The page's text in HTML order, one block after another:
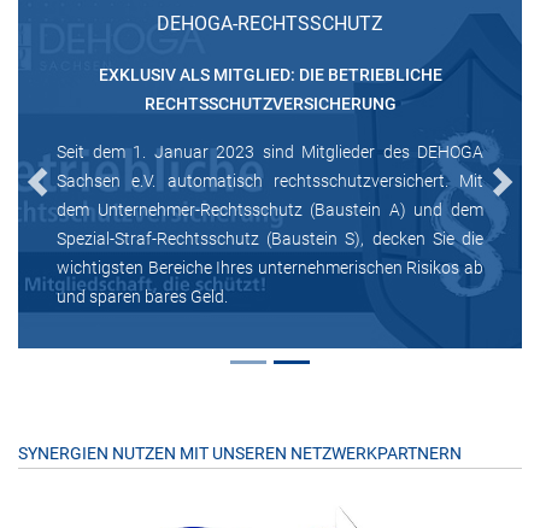
DEHOGA-RECHTSSCHUTZ
EXKLUSIV ALS MITGLIED: DIE BETRIEBLICHE
RECHTSSCHUTZVERSICHERUNG
Seit dem 1. Januar 2023 sind Mitglieder des DEHOGA
Sachsen e.V. automatisch rechtsschutzversichert. Mit
dem Unternehmer-Rechtsschutz (Baustein A) und dem
Spezial-Straf-Rechtsschutz (Baustein S), decken Sie die
wichtigsten Bereiche Ihres unternehmerischen Risikos ab
und sparen bares Geld.
Previous Next
SYNERGIEN NUTZEN MIT UNSEREN NETZWERKPARTNERN